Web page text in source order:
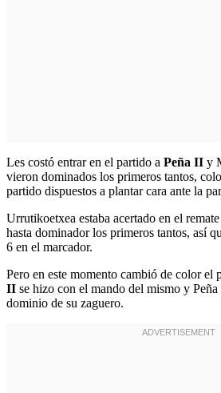
Les costó entrar en el partido a Peña II y
vieron dominados los primeros tantos,
partido dispuestos a plantar cara ante la
Urrutikoetxea estaba acertado en el
hasta dominador los primeros tantos, así
6 en el marcador.
Pero en este momento cambió de color el
II se hizo con el mando del mismo y
dominio de su zaguero.